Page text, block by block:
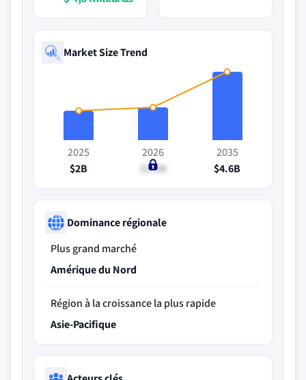
Market Size Trend
2025
$2B
2026
$2.2B
2035
$4.6B
Dominance régionale
Plus grand marché
Amérique du Nord
Région à la croissance la plus rapide
Asie-Pacifique